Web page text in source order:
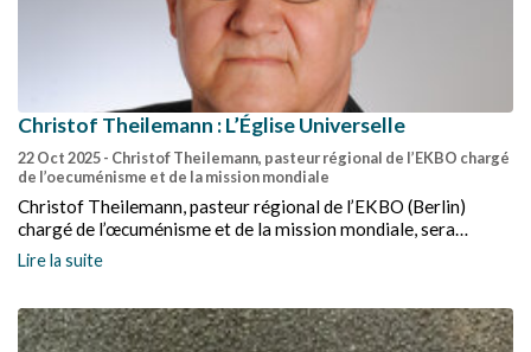
Christof Theilemann : L’Église Universelle
22 Oct 2025- Christof Theilemann, pasteur régional de l’EKBO chargé
de l’oecuménisme et de la mission mondiale
Christof Theilemann, pasteur régional de l’EKBO (Berlin)
chargé de l’œcuménisme et de la mission mondiale, sera
l’aumônier du Synode régional de CAR qui se réunira à Crest du
7 au 9 novembre.
Lire la suite